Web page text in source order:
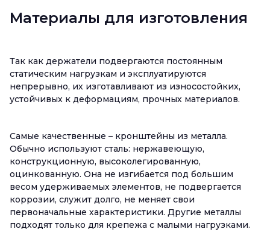
Материалы для изготовления
Так как держатели подвергаются постоянным
статическим нагрузкам и эксплуатируются
непрерывно, их изготавливают из износостойких,
устойчивых к деформациям, прочных материалов.
Самые качественные – кронштейны из металла.
Обычно используют сталь: нержавеющую,
конструкционную, высоколегированную,
оцинкованную. Она не изгибается под большим
весом удерживаемых элементов, не подвергается
коррозии, служит долго, не меняет свои
первоначальные характеристики. Другие металлы
подходят только для крепежа с малыми нагрузками.